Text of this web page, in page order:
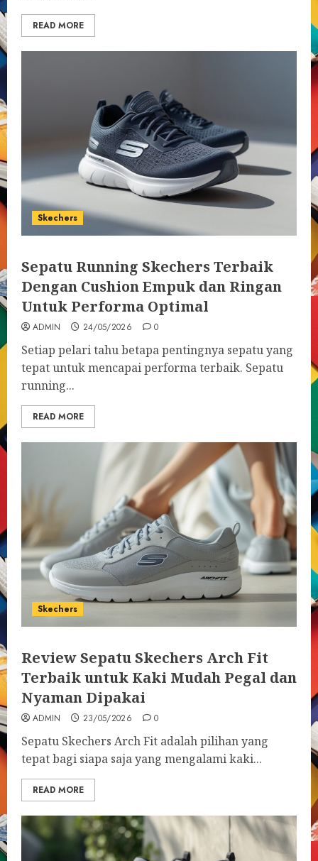
READ MORE
Skechers
Sepatu Running Skechers Terbaik
Dengan Cushion Empuk dan Ringan
Untuk Performa Optimal
ADMIN 24/05/2026 0
Setiap pelari tahu betapa pentingnya sepatu yang
tepat untuk mencapai performa terbaik. Sepatu
running...
READ MORE
Skechers
Review Sepatu Skechers Arch Fit
Terbaik untuk Kaki Mudah Pegal dan
Nyaman Dipakai
ADMIN 23/05/2026 0
Sepatu Skechers Arch Fit adalah pilihan yang
tepat bagi siapa saja yang mengalami kaki...
READ MORE